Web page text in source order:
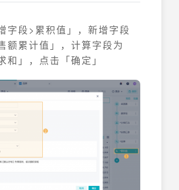
字段>累积值」，新增字段
额累计值」，计算字段为
和」，点击「确定」